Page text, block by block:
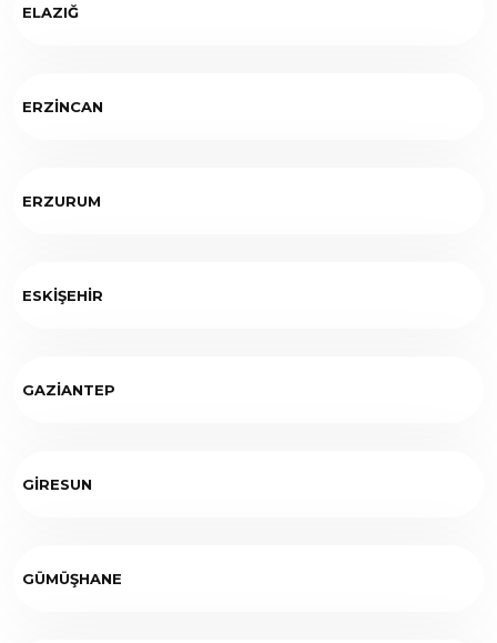
ELAZIĞ
ERZİNCAN
ERZURUM
ESKİŞEHİR
GAZİANTEP
GİRESUN
GÜMÜŞHANE